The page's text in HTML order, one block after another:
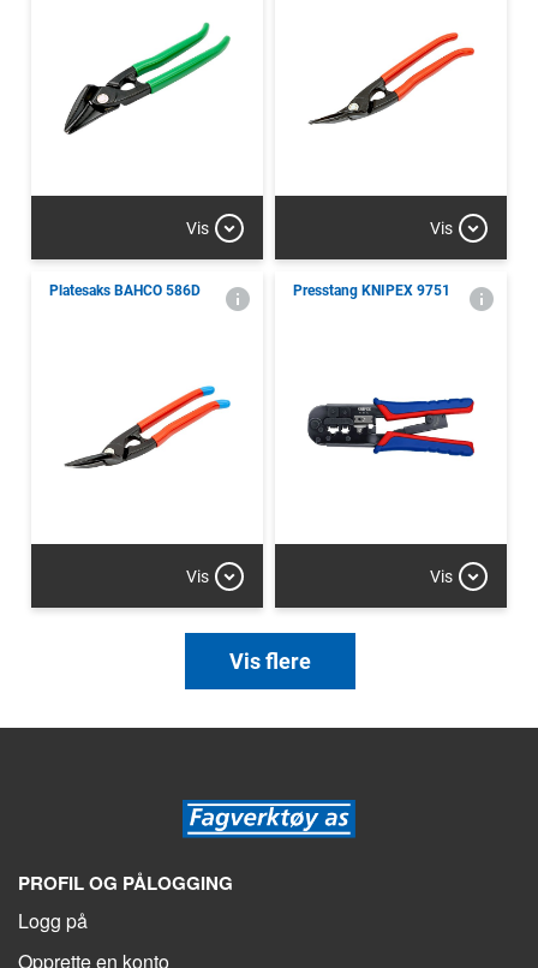
Vis Vis
Platesaks BAHCO 586D
Vis
Presstang KNIPEX 9751
Vis
Vis flere
PROFIL OG PÅLOGGING
Logg på
Opprette en konto